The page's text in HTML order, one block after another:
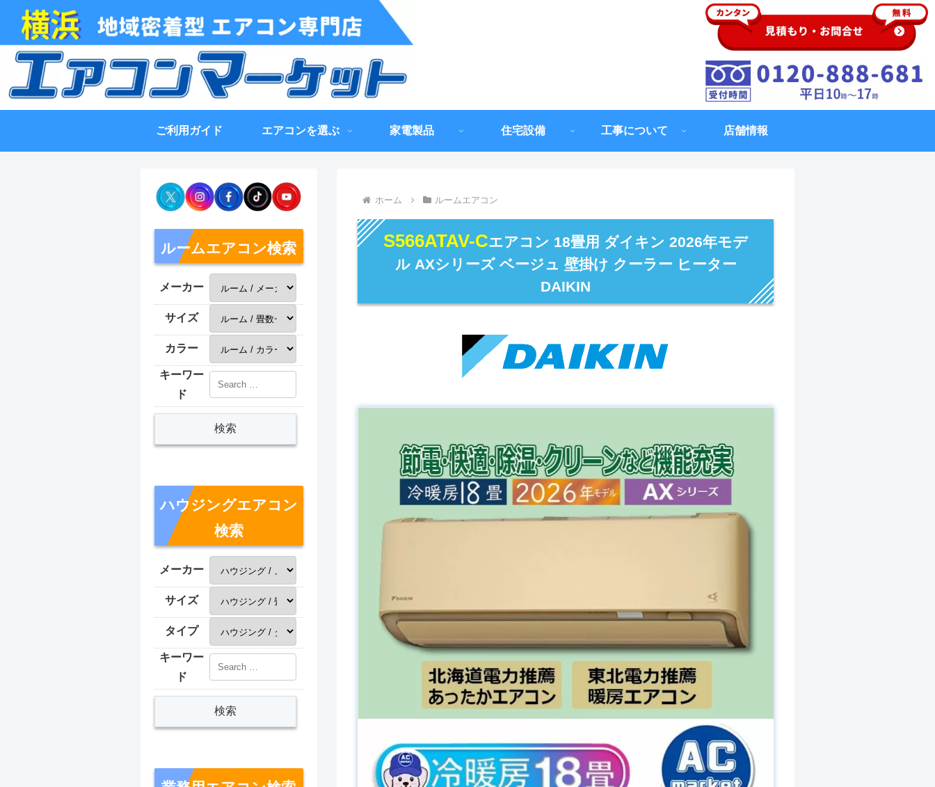
ご利用ガイド エアコンを選ぶ 家電製品 住宅設備 工事について 店舗情報
ホーム ルームエアコン
S566ATAV-Cエアコン 18畳用 ダイキン 2026年モデ
ル AXシリーズ ベージュ 壁掛け クーラー ヒーター
DAIKIN
ルームエアコン検索
メーカー
サイズ
カラー
キーワー
ド
ハウジングエアコン
検索
メーカー
サイズ
タイプ
キーワー
ド